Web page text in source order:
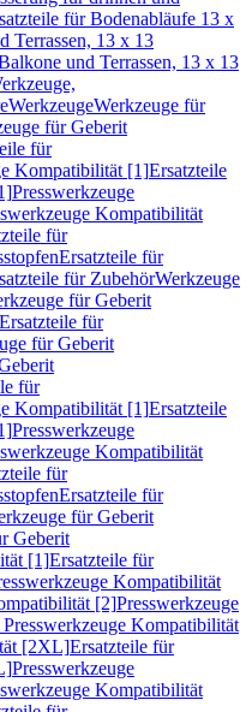
für Bodenabläufe 13 x
Terrassen, 13 x 13
und Terrassen, 13 x 13
WerkzeugeWerkzeuge für
für Geberit
für
Kompatibilität [1]Ersatzteile
Presswerkzeuge
Kompatibilität
für
Ersatzteile für
für ZubehörWerkzeuge
für Geberit
Ersatzteile für
für Geberit
für
Kompatibilität [1]Ersatzteile
Presswerkzeuge
Kompatibilität
für
Ersatzteile für
für Geberit
Geberit
[1]Ersatzteile für
Kompatibilität
[2]Presswerkzeuge
Kompatibilität
[2XL]Ersatzteile für
Presswerkzeuge
Kompatibilität